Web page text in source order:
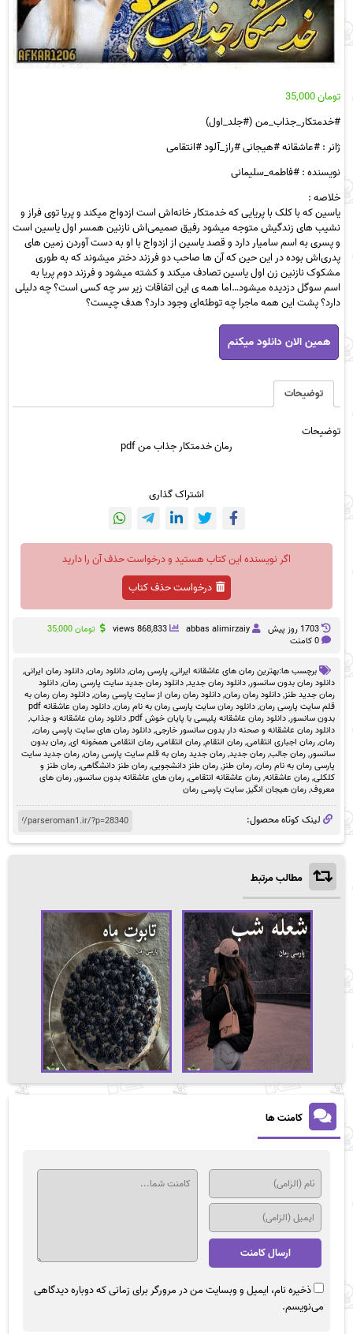
تومان35,000
#خدمتکار_جذاب_من (#جلد_اول)
ژانر : #عاشقانه #هیجانی #راز_آلود #انتقامی
نویسنده : #فاطمه_سلیمانی
خلاصه :
یاسین که با کلک با پریایی که خدمتکار خانه‌اش است ازدواج میکند و پریا توی فراز و
نشیب های زندگیش متوجه میشود رفیق صمیمی‌اش نازنین همسر اول یاسین است
و پسری به اسم سامیار دارد و قصد یاسین از ازدواج با او به دست آوردن زمین های
پدری‌اش بوده در این حین که آن ها صاحب دو فرزند دختر میشوند که به طوری
مشکوک نازنین زن اول یاسین تصادف میکند و کشته میشود و فرزند دوم پریا به
اسم سوگل دزدیده میشود…اما همه ی این اتفاقات زیر سر چه کسی است؟ چه دلیلی
دارد؟ پشت این همه ماجرا چه توطئه‌ای وجود دارد؟ هدف چیست؟
رمان
خدمتکار
جذاب
pdf
عدد
همین الان دانلود میکنم
توضیحات
توضیحات
رمان خدمتکار جذاب من pdf
اشتراک گذاری
اگر نویسنده این کتاب هستید و درخواست حذف آن را دارید
درخواست حذف کتاب
1703 روز پيش abbas alimirzaiy
868,833 views تومان35,000
0 کامنت
برچسب ها:بهترین رمان های عاشقانه ایرانی, پارسی رمان,دانلود رمان,دانلود رمان ایرانی,
دانلود رمان بدون سانسور,دانلود رمان جدید,دانلود رمان جدید سایت پارسی رمان,دانلود
رمان جدید طنز,دانلود رمان رمان,دانلود رمان رمان از سایت پارسی رمان,دانلود رمان رمان به
قلم سایت پارسی رمان,دانلود رمان سایت پارسی رمان به نام رمان,
دانلود رمان عاشقانه pdf
بدون سانسور,دانلود رمان عاشقانه پلیسی با پایان خوش pdf ,دانلود رمان عاشقانه و جذاب,
دانلود رمان عاشقانه و صحنه دار بدون سانسور خارجی,دانلود رمان های سایت پارسی رمان,
رمان,رمان اجباری انتقامی,رمان انتقام,رمان انتقامی,رمان انتقامی همخونه ای,رمان بدون
سانسور,رمان جالب,رمان جدید,رمان جدید رمان به قلم سایت پارسی رمان,رمان جدید سایت
پارسی رمان به نام رمان,رمان طنز,رمان طنز دانشجویی,رمان طنز دانشگاهی,رمان طنز و
کلکلی,رمان عاشقانه,رمان عاشقانه انتقامی,رمان های عاشقانه بدون سانسور,رمان های
معروف,رمان هیجان انگیز,سایت پارسی رمان
لینک کوتاه محصول:
مطالب مرتبط
کامنت ها
ذخیره نام، ایمیل و وبسایت من در مرورگر برای زمانی که دوباره دیدگاهی
می‌نویسم.